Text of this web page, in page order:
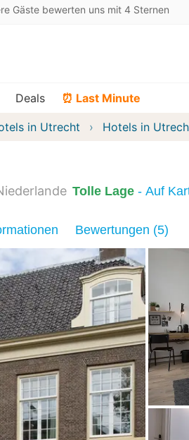
Gäste bewerten uns mit 4 Sternen
Deals ⏰ Last Minute
in Utrecht Hotels in
Tolle Lage - Auf
Bewertungen (5)